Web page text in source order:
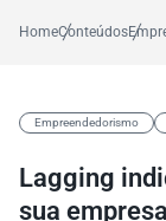
HomeConteúdos
Empreendedorismo
Lagging
sua